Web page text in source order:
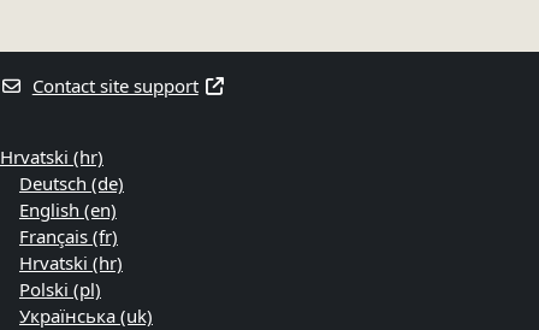
Contact site support
Hrvatski ‎(hr)‎
Deutsch ‎(de)‎
English ‎(en)‎
Français ‎(fr)‎
Hrvatski ‎(hr)‎
Polski ‎(pl)‎
Українська ‎(uk)‎